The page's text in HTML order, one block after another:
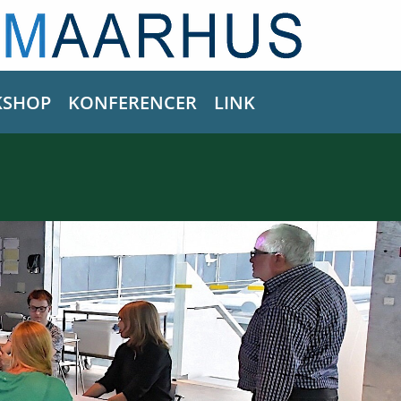
KONFERENCER LINK